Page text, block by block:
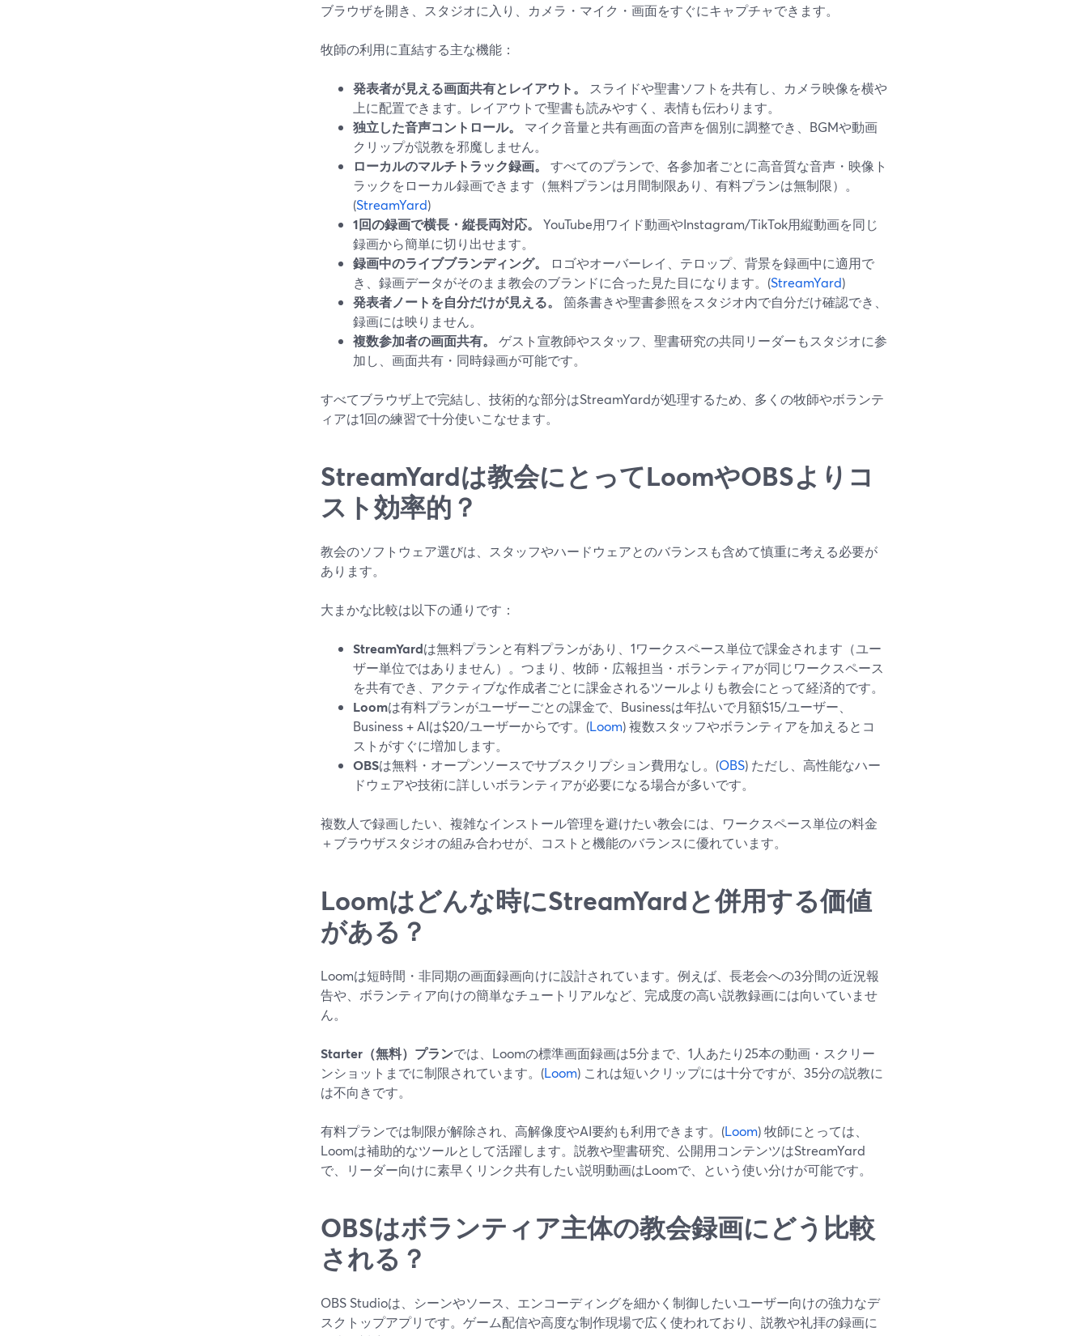
ブラウザを開き、スタジオに入り、カメラ・マイク・画面をすぐにキャプチャできます。
牧師の利用に直結する主な機能：
発表者が見える画面共有とレイアウト。
スライドや聖書ソフトを共有し、カメラ映像を横や
上に配置できます。レイアウトで聖書も読みやすく、表情も伝わります。
独立した音声コントロール。
マイク音量と共有画面の音声を個別に調整でき、BGMや動画
クリップが説教を邪魔しません。
ローカルのマルチトラック録画。
すべてのプランで、各参加者ごとに高音質な音声・映像ト
ラックをローカル録画できます（無料プランは月間制限あり、有料プランは無制限）。
(StreamYard)
1回の録画で横長・縦長両対応。
YouTube用ワイド動画やInstagram/TikTok用縦動画を同じ
録画から簡単に切り出せます。
録画中のライブブランディング。
ロゴやオーバーレイ、テロップ、背景を録画中に適用で
き、録画データがそのまま教会のブランドに合った見た目になります。(StreamYard)
発表者ノートを自分だけが見える。
箇条書きや聖書参照をスタジオ内で自分だけ確認でき、
録画には映りません。
複数参加者の画面共有。
ゲスト宣教師やスタッフ、聖書研究の共同リーダーもスタジオに参
加し、画面共有・同時録画が可能です。
すべてブラウザ上で完結し、技術的な部分はStreamYardが処理するため、多くの牧師やボランテ
ィアは1回の練習で十分使いこなせます。
StreamYardは教会にとってLoomやOBSよりコ
スト効率的？
教会のソフトウェア選びは、スタッフやハードウェアとのバランスも含めて慎重に考える必要が
あります。
大まかな比較は以下の通りです：
StreamYardは無料プランと有料プランがあり、1ワークスペース単位で課金されます（ユー
ザー単位ではありません）。つまり、牧師・広報担当・ボランティアが同じワークスペース
を共有でき、アクティブな作成者ごとに課金されるツールよりも教会にとって経済的です。
Loomは有料プランがユーザーごとの課金で、Businessは年払いで月額$15/ユーザー、
Business + AIは$20/ユーザーからです。(Loom) 複数スタッフやボランティアを加えるとコ
ストがすぐに増加します。
OBSは無料・オープンソースでサブスクリプション費用なし。(OBS) ただし、高性能なハー
ドウェアや技術に詳しいボランティアが必要になる場合が多いです。
複数人で録画したい、複雑なインストール管理を避けたい教会には、ワークスペース単位の料金
＋ブラウザスタジオの組み合わせが、コストと機能のバランスに優れています。
Loomはどんな時にStreamYardと併用する価値
がある？
Loomは短時間・非同期の画面録画向けに設計されています。例えば、長老会への3分間の近況報
告や、ボランティア向けの簡単なチュートリアルなど、完成度の高い説教録画には向いていませ
ん。
Starter（無料）プランでは、Loomの標準画面録画は5分まで、1人あたり25本の動画・スクリー
ンショットまでに制限されています。(Loom) これは短いクリップには十分ですが、35分の説教に
は不向きです。
有料プランでは制限が解除され、高解像度やAI要約も利用できます。(Loom) 牧師にとっては、
Loomは補助的なツールとして活躍します。説教や聖書研究、公開用コンテンツはStreamYard
で、リーダー向けに素早くリンク共有したい説明動画はLoomで、という使い分けが可能です。
OBSはボランティア主体の教会録画にどう比較
される？
OBS Studioは、シーンやソース、エンコーディングを細かく制御したいユーザー向けの強力なデ
スクトップアプリです。ゲーム配信や高度な制作現場で広く使われており、説教や礼拝の録画に